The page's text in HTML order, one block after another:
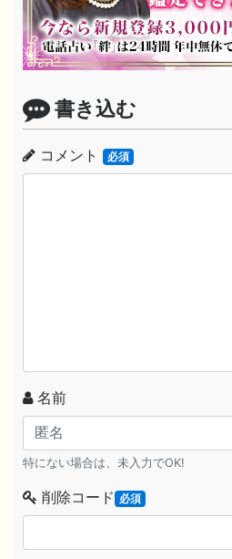
書き込む
コメント 必須
名前
特にない場合は、未入力でOK!
削除コード 必須